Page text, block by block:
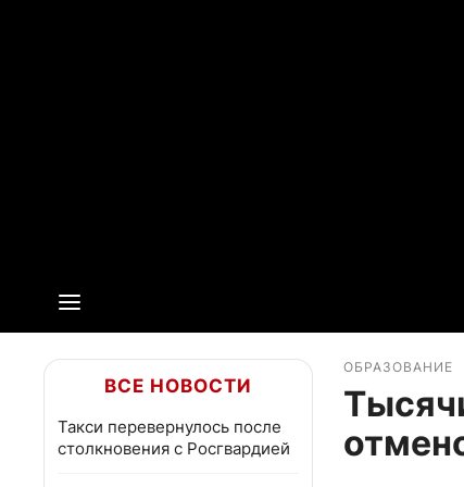
ВСЕ НОВОСТИ
Такси перевернулось после
столкновения с Росгвардией
ОБРАЗОВАНИЕ